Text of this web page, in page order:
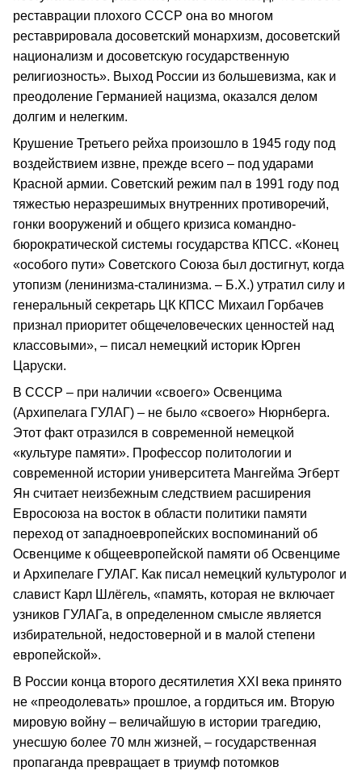
реставрации плохого СССР она во многом
реставрировала досоветский монархизм, досоветский
национализм и досоветскую государственную
религиозность». Выход России из большевизма, как и
преодоление Германией нацизма, оказался делом
долгим и нелегким.
Крушение Третьего рейха произошло в 1945 году под
воздействием извне, прежде всего – под ударами
Красной армии. Советский режим пал в 1991 году под
тяжестью неразрешимых внутренних противоречий,
гонки вооружений и общего кризиса командно-
бюрократической системы государства КПСС. «Конец
«особого пути» Советского Союза был достигнут, когда
утопизм (ленинизма-сталинизма. – Б.Х.) утратил силу и
генеральный секретарь ЦК КПСС Михаил Горбачев
признал приоритет общечеловеческих ценностей над
классовыми», – писал немецкий историк Юрген
Царуски.
В СССР – при наличии «своего» Освенцима
(Архипелага ГУЛАГ) – не было «своего» Нюрнберга.
Этот факт отразился в современной немецкой
«культуре памяти». Профессор политологии и
современной истории университета Мангейма Эгберт
Ян считает неизбежным следствием расширения
Евросоюза на восток в области политики памяти
переход от западноевропейских воспоминаний об
Освенциме к общеевропейской памяти об Освенциме
и Архипелаге ГУЛАГ. Как писал немецкий культуролог и
славист Карл Шлёгель, «память, которая не включает
узников ГУЛАГа, в определенном смысле является
избирательной, недостоверной и в малой степени
европейской».
В России конца второго десятилетия ХХI века принято
не «преодолевать» прошлое, а гордиться им. Вторую
мировую войну – величайшую в истории трагедию,
унесшую более 70 млн жизней, – государственная
пропаганда превращает в триумф потомков